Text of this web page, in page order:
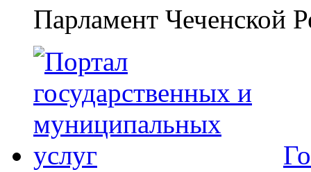
Парламент Чеченской